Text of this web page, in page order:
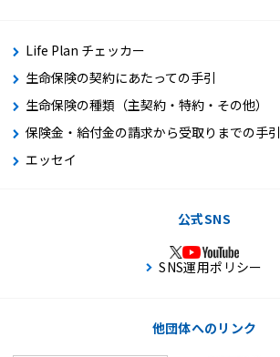
Life Plan チェッカー
生命保険の契約にあたっての手引
生命保険の種類（主契約・特約・その他）
保険金・給付金の請求から受取りまでの手引
エッセイ
公式SNS
SNS運用ポリシー
他団体へのリンク